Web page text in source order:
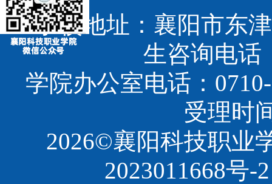
学校地址：襄阳市东
生咨询电话
学院办公室电话：
受理时
2026©襄阳科技职
2023011668号-2